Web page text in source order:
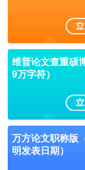
维普论文查重硕
9万字符）
万方论文职称版
明发表日期）